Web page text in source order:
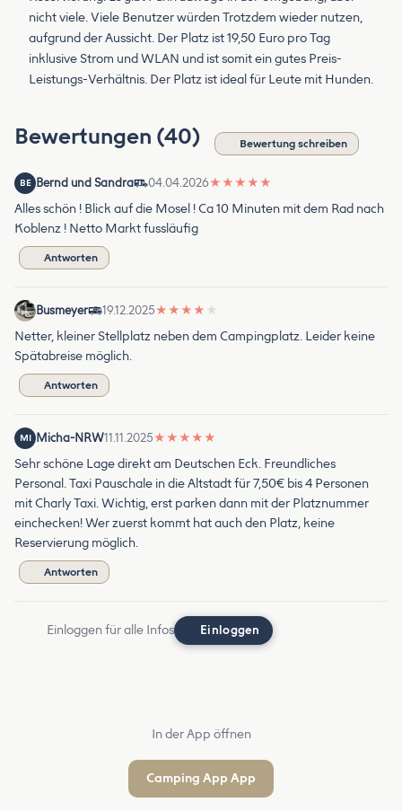
nicht viele. Viele Benutzer würden Trotzdem wieder nutzen,
aufgrund der Aussicht. Der Platz ist 19,50 Euro pro Tag
inklusive Strom und WLAN und ist somit ein gutes Preis-
Leistungs-Verhältnis. Der Platz ist ideal für Leute mit Hunden.
Bewertungen (40) Bewertung schreiben
BE Bernd und Sandra 04.04.2026★ ★ ★ ★ ★
Alles schön ! Blick auf die Mosel ! Ca 10 Minuten mit dem Rad nach
Koblenz ! Netto Markt fussläufig
Antworten
Busmeyer 19.12.2025★ ★ ★ ★ ★
Netter, kleiner Stellplatz neben dem Campingplatz. Leider keine
Spätabreise möglich.
Antworten
MI Micha-NRW11.11.2025★ ★ ★ ★ ★
Sehr schöne Lage direkt am Deutschen Eck. Freundliches
Personal. Taxi Pauschale in die Altstadt für 7,50€ bis 4 Personen
mit Charly Taxi. Wichtig, erst parken dann mit der Platznummer
einchecken! Wer zuerst kommt hat auch den Platz, keine
Reservierung möglich.
Antworten
Einloggen für alle Infos Einloggen
In der App öffnen
Camping App App